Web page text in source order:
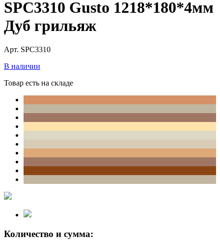
SPC3310 Gusto 1218*180*4мм
Дуб грильяж
Арт. SPC3310
В наличии
Товар есть на складе
Количество и сумма: